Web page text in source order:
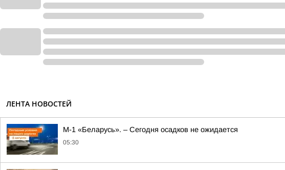
ЛЕНТА НОВОСТЕЙ
М-1 «Беларусь». – Сегодня осадков не ожидается
05:30